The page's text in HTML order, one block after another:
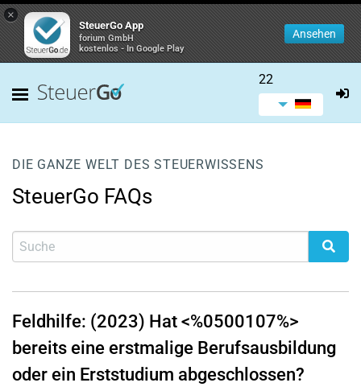
×
SteuerGo App
forium GmbH
kostenlos - In Google Play
Ansehen
22
DIE GANZE WELT DES STEUERWISSENS
SteuerGo FAQs
Feldhilfe: (2023) Hat <%0500107%>
bereits eine erstmalige Berufsausbildung
oder ein Erststudium abgeschlossen?